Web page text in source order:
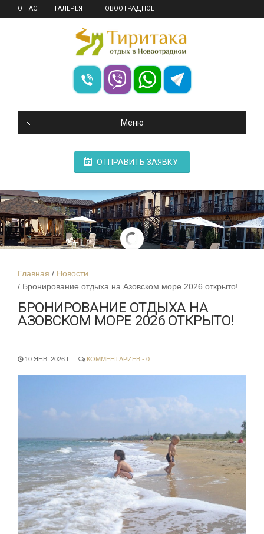
О НАС ГАЛЕРЕЯ НОВООТРАДНОЕ
Меню
ОТПРАВИТЬ ЗАЯВКУ
Главная
Новости
Бронирование отдыха на Азовском море 2026 открыто!
БРОНИРОВАНИЕ ОТДЫХА НА
АЗОВСКОМ МОРЕ 2026 ОТКРЫТО!
10 ЯНВ. 2026 Г. КОММЕНТАРИЕВ - 0